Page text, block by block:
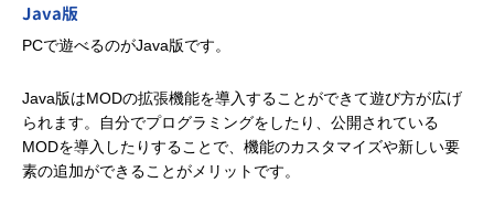
Java版
PCで遊べるのがJava版です。
Java版はMODの拡張機能を導入することができて遊び方が広げ
られます。自分でプログラミングをしたり、公開されている
MODを導入したりすることで、機能のカスタマイズや新しい要
素の追加ができることがメリットです。